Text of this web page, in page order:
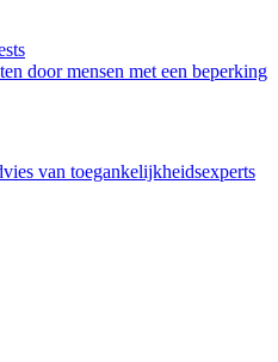
door mensen met een beperking
van toegankelijkheidsexperts